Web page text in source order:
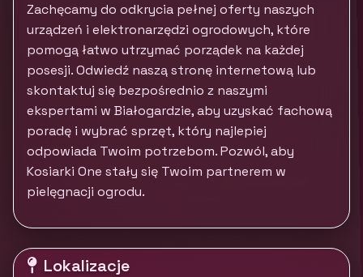
Zachęcamy do odkrycia pełnej oferty naszych
urządzeń i elektronarzędzi ogrodowych, które
pomogą łatwo utrzymać porządek na każdej
posesji. Odwiedź naszą stronę internetową lub
skontaktuj się bezpośrednio z naszymi
ekspertami w Białogardzie, aby uzyskać fachową
poradę i wybrać sprzęt, który najlepiej
odpowiada Twoim potrzebom. Pozwól, aby
Kosiarki One stały się Twoim partnerem w
pielęgnacji ogrodu.
Lokalizacje